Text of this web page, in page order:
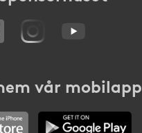
vår mobilapp